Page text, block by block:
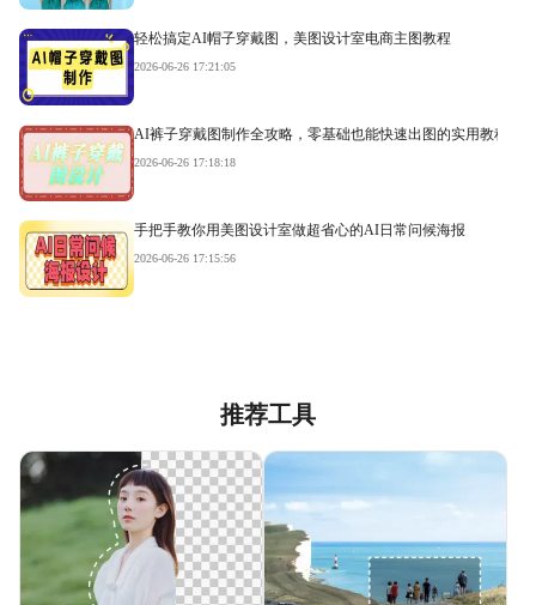
轻松搞定AI帽子穿戴图，美图设计室电商主图教程
2026-06-26 17:21:05
AI裤子穿戴图制作全攻略，零基础也能快速出图的实用教程
2026-06-26 17:18:18
手把手教你用美图设计室做超省心的AI日常问候海报
2026-06-26 17:15:56
推荐工具